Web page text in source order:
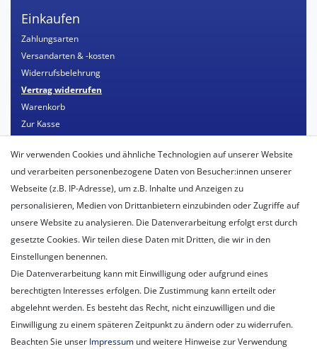
Einkaufen
Zahlungsarten
Versandarten & -kosten
Widerrufsbelehrung
Vertrag widerrufen
Warenkorb
Zur Kasse
Mein Konto
Registrieren
Login
Unternehmen
Unser Ballon-Lieferservice
Unsere Mitarbeiter
Datenschutzerklärung
AGB
Impressum
Wir verwenden Cookies und ähnliche Technologien auf unserer Website
und verarbeiten personenbezogene Daten von Besucher:innen unserer
Webseite (z.B. IP-Adresse), um z.B. Inhalte und Anzeigen zu
personalisieren, Medien von Drittanbietern einzubinden oder Zugriffe auf
unsere Website zu analysieren. Die Datenverarbeitung erfolgt erst durch
gesetzte Cookies. Wir teilen diese Daten mit Dritten, die wir in den
Einstellungen benennen.
Die Datenverarbeitung kann mit Einwilligung oder aufgrund eines
berechtigten Interesses erfolgen. Die Zustimmung kann erteilt oder
abgelehnt werden. Es besteht das Recht, nicht einzuwilligen und die
Einwilligung zu einem späteren Zeitpunkt zu ändern oder zu widerrufen.
Beachten Sie unser Impressum und weitere Hinweise zur Verwendung